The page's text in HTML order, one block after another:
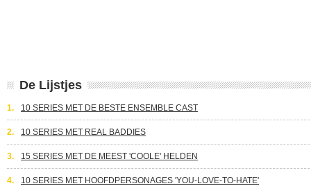
De Lijstjes
1. 10 SERIES MET DE BESTE ENSEMBLE CAST
2. 10 SERIES MET REAL BADDIES
3. 15 SERIES MET DE MEEST 'COOLE' HELDEN
4. 10 SERIES MET HOOFDPERSONAGES 'YOU-LOVE-TO-HATE'